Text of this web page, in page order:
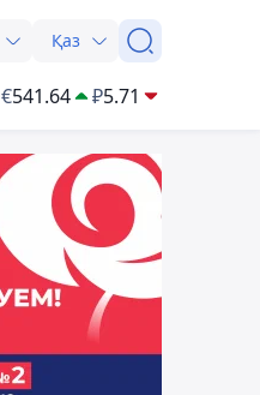
Қаз
€541.64 ₽5.71